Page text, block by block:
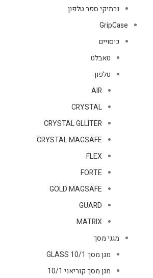
נרתיקי ספר טלפון
GripCase
כיסויים
טאבלט
טלפון
AIR
CRYSTAL
CRYSTAL GLLITER
CRYSTAL MAGSAFE
FLEX
FORTE
GOLD MAGSAFE
GUARD
MATRIX
מגני מסך
מגן מסך GLASS 10/1
מגן מסך קוריאני 10/1